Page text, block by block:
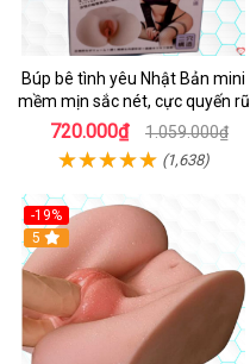
Búp bê tình yêu Nhật Bản mini
mềm mịn sắc nét, cực quyến rũ
720.000₫ 1.059.000₫
(1,638)
-19%
Hot
5